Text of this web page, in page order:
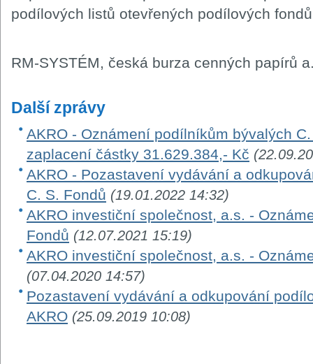
podílových listů otevřených podílových
RM-SYSTÉM, česká burza cenných papírů
Další zprávy
AKRO - Oznámení podílníkům bývalých
zaplacení částky 31.629.384,- Kč
AKRO - Pozastavení vydávání a
C. S. Fondů (19.01.2022 14:32)
AKRO investiční společnost, a.s. -
Fondů (12.07.2021 15:19)
AKRO investiční společnost, a.s. -
(07.04.2020 14:57)
Pozastavení vydávání a odkupování
AKRO (25.09.2019 10:08)